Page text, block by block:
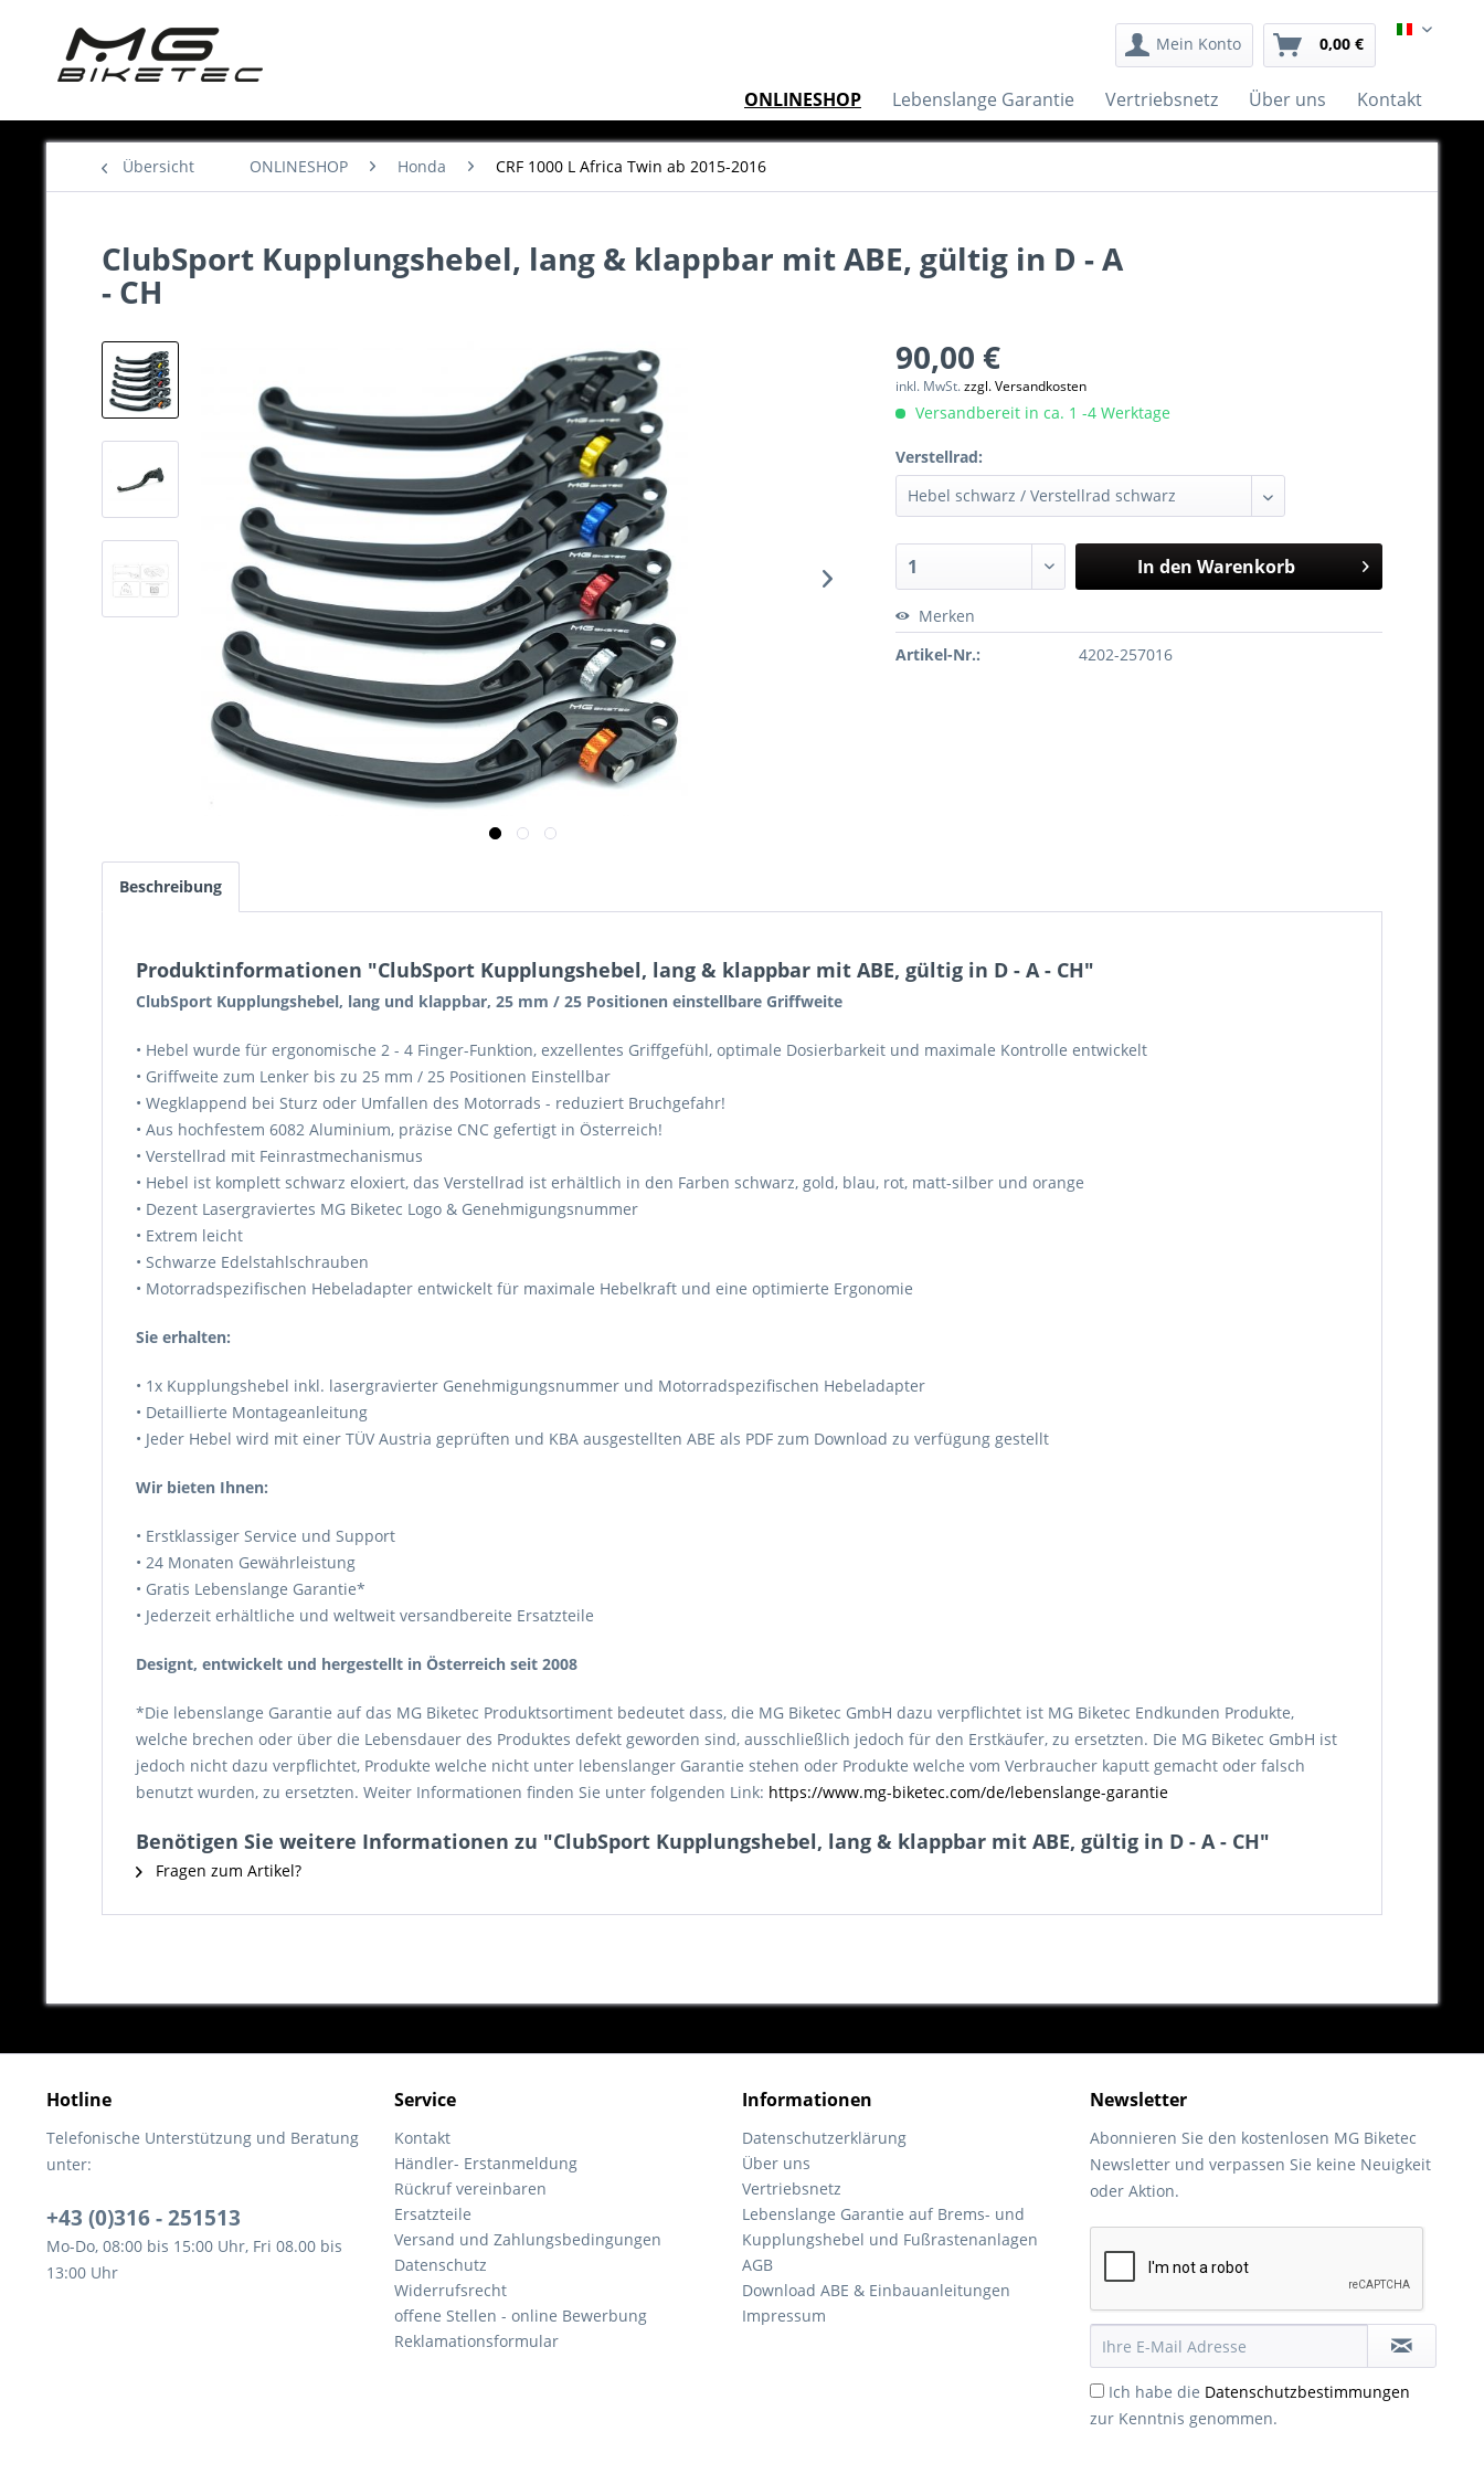
Mein Konto 0,00 € Italiano
ONLINESHOP Lebenslange Garantie Vertriebsnetz Über uns Kontakt
Übersicht ONLINESHOP Honda CRF 1000 L Africa Twin ab 2015-2016
ClubSport Kupplungshebel, lang & klappbar mit ABE, gültig in D - A
- CH
90,00 €
inkl. MwSt.zzgl. Versandkosten
Versandbereit in ca. 1 -4 Werktage
Verstellrad:
In den Warenkorb
Merken
Artikel-Nr.:
4202-257016
Beschreibung
Produktinformationen "ClubSport Kupplungshebel, lang & klappbar mit ABE, gültig in D - A - CH"
ClubSport Kupplungshebel, lang und klappbar, 25 mm / 25 Positionen einstellbare Griffweite
• Hebel wurde für ergonomische 2 - 4 Finger-Funktion, exzellentes Griffgefühl, optimale Dosierbarkeit und maximale Kontrolle entwickelt
• Griffweite zum Lenker bis zu 25 mm / 25 Positionen Einstellbar
• Wegklappend bei Sturz oder Umfallen des Motorrads - reduziert Bruchgefahr!
• Aus hochfestem 6082 Aluminium, präzise CNC gefertigt in Österreich!
• Verstellrad mit Feinrastmechanismus
• Hebel ist komplett schwarz eloxiert, das Verstellrad ist erhältlich in den Farben schwarz, gold, blau, rot, matt-silber und orange
• Dezent Lasergraviertes MG Biketec Logo & Genehmigungsnummer
• Extrem leicht
• Schwarze Edelstahlschrauben
• Motorradspezifischen Hebeladapter entwickelt für maximale Hebelkraft und eine optimierte Ergonomie
Sie erhalten:
• 1x Kupplungshebel inkl. lasergravierter Genehmigungsnummer und Motorradspezifischen Hebeladapter
• Detaillierte Montageanleitung
• Jeder Hebel wird mit einer TÜV Austria geprüften und KBA ausgestellten ABE als PDF zum Download zu verfügung gestellt
Wir bieten Ihnen:
• Erstklassiger Service und Support
• 24 Monaten Gewährleistung
• Gratis Lebenslange Garantie*
• Jederzeit erhältliche und weltweit versandbereite Ersatzteile
Designt, entwickelt und hergestellt in Österreich seit 2008
*Die lebenslange Garantie auf das MG Biketec Produktsortiment bedeutet dass, die MG Biketec GmbH dazu verpflichtet ist MG Biketec Endkunden Produkte,
welche brechen oder über die Lebensdauer des Produktes defekt geworden sind, ausschließlich jedoch für den Erstkäufer, zu ersetzten. Die MG Biketec GmbH ist
jedoch nicht dazu verpflichtet, Produkte welche nicht unter lebenslanger Garantie stehen oder Produkte welche vom Verbraucher kaputt gemacht oder falsch
benutzt wurden, zu ersetzten. Weiter Informationen finden Sie unter folgenden Link: https://www.mg-biketec.com/de/lebenslange-garantie
Benötigen Sie weitere Informationen zu "ClubSport Kupplungshebel, lang & klappbar mit ABE, gültig in D - A - CH"
Fragen zum Artikel?
Hotline
Telefonische Unterstützung und Beratung
unter:
+43 (0)316 - 251513
Mo-Do, 08:00 bis 15:00 Uhr, Fri 08.00 bis
13:00 Uhr
Service
Kontakt
Händler- Erstanmeldung
Rückruf vereinbaren
Ersatzteile
Versand und Zahlungsbedingungen
Datenschutz
Widerrufsrecht
offene Stellen - online Bewerbung
Reklamationsformular
Informationen
Datenschutzerklärung
Über uns
Vertriebsnetz
Lebenslange Garantie auf Brems- und
Kupplungshebel und Fußrastenanlagen
AGB
Download ABE & Einbauanleitungen
Impressum
Newsletter
Abonnieren Sie den kostenlosen MG Biketec
Newsletter und verpassen Sie keine Neuigkeit
oder Aktion.
Ich habe die Datenschutzbestimmungen
zur Kenntnis genommen.